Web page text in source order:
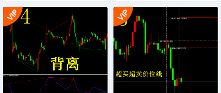
外汇指示器下载
指示器下载